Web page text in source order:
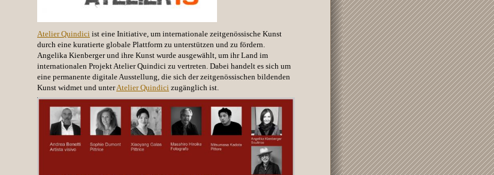
Atelier Quindici ist eine Initiative, um internationale zeitgenössische Kunst
durch eine kuratierte globale Plattform zu unterstützen und zu fördern.
Angelika Kienbergerund ihre Kunst wurde ausgewählt, um ihr Land im
internationalen Projekt Atelier Quindici zu vertreten. Dabei handelt es sich um
eine permanente digitale Ausstellung, die sich der zeitgenössischen bildenden
Kunst widmet und unterAtelier Quindici zugänglich ist.